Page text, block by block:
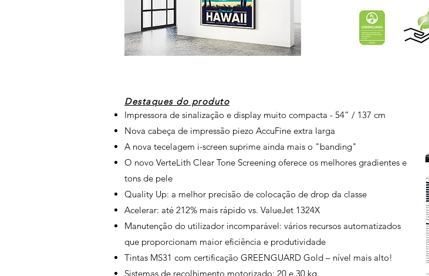
Destaques do produto
Impressora de sinalização e display muito compacta - 54” / 137 cm
Nova cabeça de impressão piezo AccuFine extra larga
A nova tecelagem i-screen suprime ainda mais o "banding"
O novo VerteLith Clear Tone Screening oferece os melhores gradientes e
tons de pele
Quality Up: a melhor precisão de colocação de drop da classe
Acelerar: até 212% mais rápido vs. ValueJet 1324X
Manutenção do utilizador incomparável: vários recursos automatizados
que proporcionam maior eficiência e produtividade
Tintas MS31 com certificação GREENGUARD Gold – nível mais alto!
Sistemas de recolhimento motorizado: 20 e 30 kg